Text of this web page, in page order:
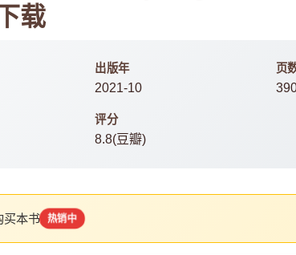
载
出版年
2021-10
页
评分
8.8(豆瓣)
本书 热销中